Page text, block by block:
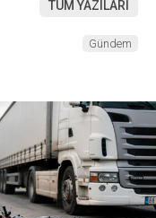
TÜM YAZILARI
Gündem